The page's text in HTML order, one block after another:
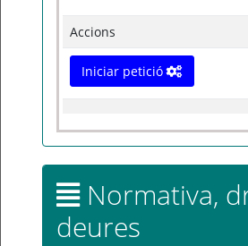
Accions
Iniciar petició
Normativa,
deures